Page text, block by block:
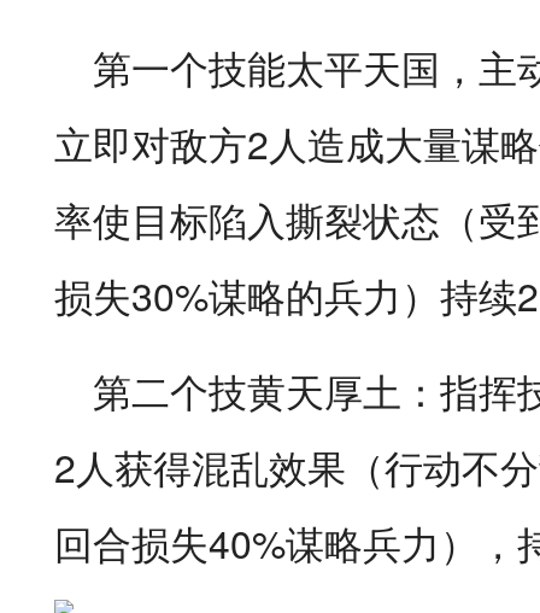
第一个技能太平天国，主
立即对敌方2人造成大量谋
率使目标陷入撕裂状态（受
损失30%谋略的兵力）持续
第二个技黄天厚土：指挥
2人获得混乱效果（行动不
回合损失40%谋略兵力），